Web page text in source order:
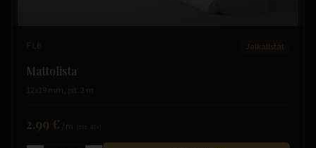
FL6 Jalkalistat
Mattolista
12x19 mm, pit. 2 m
2.99 € /m